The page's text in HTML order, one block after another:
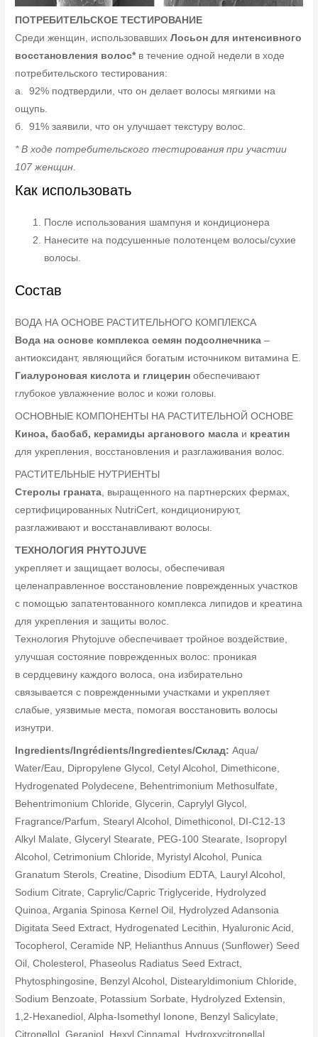
ПОТРЕБИТЕЛЬСКОЕ ТЕСТИРОВАНИЕ
Среди женщин, использовавшихЛосьон для интенсивного
восстановления волос*в течение одной недели в ходе
потребительского тестирования:
a. 92% подтвердили, что он делает волосы мягкими на
ощупь.
б. 91% заявили, что он улучшает текстуру волос.
* В ходе потребительского тестирования при участии
107 женщин.
Как использовать
После использования шампуня и кондиционера
Hанесите на подсушенные полотенцем волосы/сухие
волосы.
Состав
ВОДА НА ОСНОВЕ РАСТИТЕЛЬНОГО КОМПЛЕКСА
Вода на основе комплекса семян подсолнечника –
антиоксидант, являющийся богатым источником витамина Е.
Гиалуроновая кислота и глицерин обеспечивают
глубокое увлажнение волос и кожи головы.
ОСНОВНЫЕ КОМПОНЕНТЫ НА РАСТИТЕЛЬНОЙ ОСНОВЕ
Киноа, баобаб, керамиды арганового масла и креатин
для укрепления, восстановления и разглаживания волос.
РАСТИТЕЛЬНЫЕ НУТРИЕНТЫ
Стеролы граната, выращенного на партнерских фермах,
сертифицированных NutriCert, кондиционируют,
разглаживают и восстанавливают волосы.
ТЕХНОЛОГИЯ PHYTOJUVE
укрепляет и защищает волосы, обеспечивая
целенаправленное восстановление поврежденных участков
с помощью запатентованного комплекса липидов и креатина
для укрепления и защиты волос.
Технология Phytojuve обеспечивает тройное воздействие,
улучшая состояние поврежденных волос: проникая
в сердцевину каждого волоса, она избирательно
связывается с поврежденными участками и укрепляет
слабые, уязвимые места, помогая восстановить волосы
изнутри.
Ingredients/Ingrédients/Ingredientes/Склад: Aqua/
Water/Eau, Dipropylene Glycol, Cetyl Alcohol, Dimethicone,
Hydrogenated Polydecene, Behentrimonium Methosulfate,
Behentrimonium Chloride, Glycerin, Caprylyl Glycol,
Fragrance/Parfum, Stearyl Alcohol, Dimethiconol, DI-C12-13
Alkyl Malate, Glyceryl Stearate, PEG-100 Stearate, Isopropyl
Alcohol, Cetrimonium Chloride, Myristyl Alcohol, Punica
Granatum Sterols, Creatine, Disodium EDTA, Lauryl Alcohol,
Sodium Citrate, Caprylic/Capric Triglyceride, Hydrolyzed
Quinoa, Argania Spinosa Kernel Oil, Hydrolyzed Adansonia
Digitata Seed Extract, Hydrogenated Lecithin, Hyaluronic Acid,
Tocopherol, Ceramide NP, Helianthus Annuus (Sunflower) Seed
Oil, Cholesterol, Phaseolus Radiatus Seed Extract,
Phytosphingosine, Benzyl Alcohol, Distearyldimonium Chloride,
Sodium Benzoate, Potassium Sorbate, Hydrolyzed Extensin,
1,2-Hexanediol, Alpha-Isomethyl Ionone, Benzyl Salicylate,
Citronellol, Geraniol, Hexyl Cinnamal, Hydroxycitronellal,